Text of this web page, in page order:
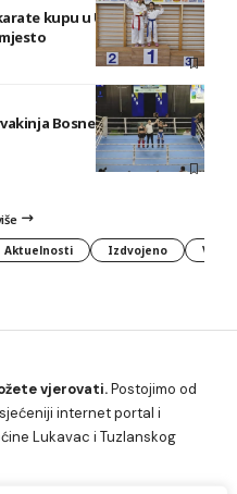
kupu u Usori: Osvojeno
Bosne i Hercegovine u
Aktuelnosti Izdvojeno
vjerovati.Postojimo od
internet portal i
Lukavac i Tuzlanskog